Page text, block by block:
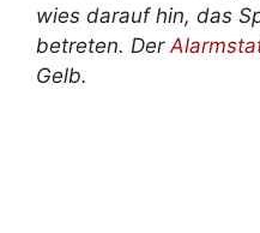
wies darauf hin, das
betreten. Der
Gelb.